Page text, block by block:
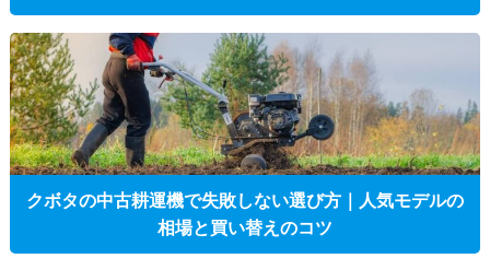
クボタの中古耕運機で失敗しない選び方｜人気モデルの
相場と買い替えのコツ